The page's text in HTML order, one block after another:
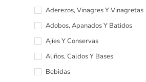
Aderezos, Vinagres Y Vinagretas
Adobos, Apanados Y Batidos
Ajíes Y Conservas
Aliños, Caldos Y Bases
Bebidas